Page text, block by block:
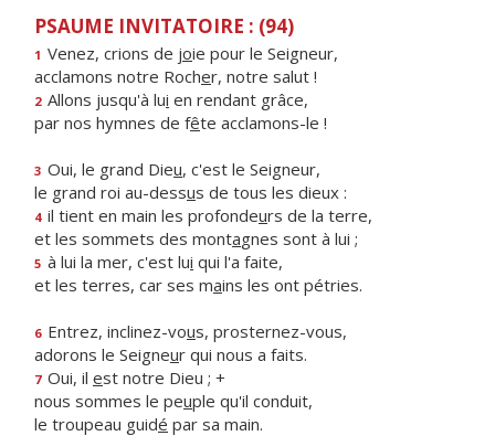
PSAUME INVITATOIRE : (94)
1 Venez, crions de joie pour le Seigneur,
acclamons notre Rocher, notre salut !
2 Allons jusqu'à lui en rendant grâce,
par nos hymnes de fête acclamons-le !
3 Oui, le grand Dieu, c'est le Seigneur,
le grand roi au-dessus de tous les dieux :
4 il tient en main les profondeurs de la terre,
et les sommets des montagnes sont à lui ;
5 à lui la mer, c'est lui qui l'a faite,
et les terres, car ses mains les ont pétries.
6 Entrez, inclinez-vous, prosternez-vous,
adorons le Seigneur qui nous a faits.
7 Oui, il est notre Dieu ; +
nous sommes le peuple qu'il conduit,
le troupeau guidé par sa main.